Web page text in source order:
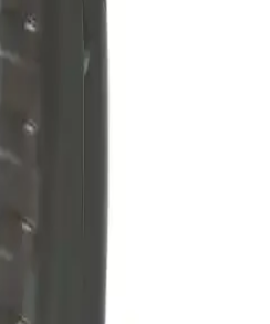
saati ve termometre olup, şık
modernlik katarken, kolay
Termometresi ile
Ölçümü
ve geniş ölçüm aralığıyla TFA
suyunuzun sıcaklığını doğru ve
kullanım kolaylığı sağlar.
Kazan Termometresi:
İçin Güçlü Sıcaklık